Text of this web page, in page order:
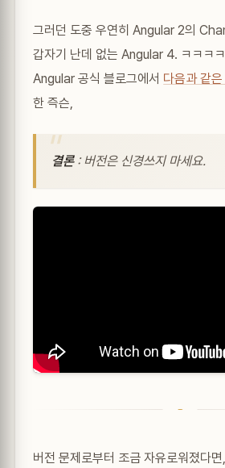
그러던 도중 우연히 Angular 2의
갑자기 난데 없는 Angular 4. ㅋㅋㅋ
Angular 공식 블로그에서 다음과 같
한 즉슨,
결론: 버전은 신경쓰지 마세요.
버전 문제로부터 조금 자유로워졌다